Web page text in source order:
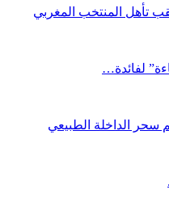
تأهل المنتخب المغربي
لفائدة…
سحر الداخلة الطبيعي